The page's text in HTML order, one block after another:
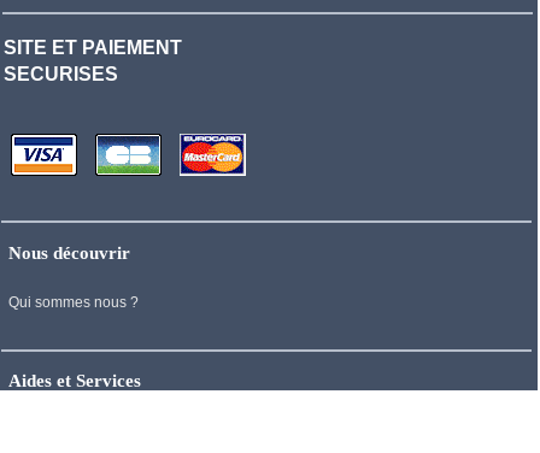
SITE ET PAIEMENT
SECURISES
Nous découvrir
Qui sommes nous ?
Aides et Services